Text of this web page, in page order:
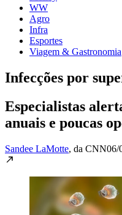
WW
Agro
Infra
Esportes
Viagem & Gastronomia
Infecções por
Especialistas
anuais e poucas
Sandee LaMotte, da CNN06/